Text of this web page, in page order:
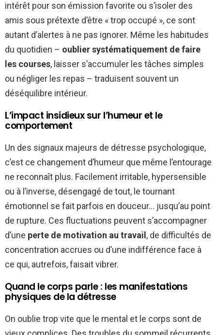
intérêt pour son émission favorite ou s’isoler des
amis sous prétexte d’être « trop occupé », ce sont
autant d’alertes à ne pas ignorer. Même les habitudes
du quotidien – oublier systématiquement de faire
les courses, laisser s’accumuler les tâches simples
ou négliger les repas – traduisent souvent un
déséquilibre intérieur.
L’impact insidieux sur l’humeur et le
comportement
Un des signaux majeurs de détresse psychologique,
c’est ce changement d’humeur que même l’entourage
ne reconnaît plus. Facilement irritable, hypersensible
ou à l’inverse, désengagé de tout, le tournant
émotionnel se fait parfois en douceur… jusqu’au point
de rupture. Ces fluctuations peuvent s’accompagner
d’une perte de motivation au travail , de difficultés de
concentration accrues ou d’une indifférence face à
ce qui, autrefois, faisait vibrer.
Quand le corps parle : les manifestations
physiques de la détresse
On oublie trop vite que le mental et le corps sont de